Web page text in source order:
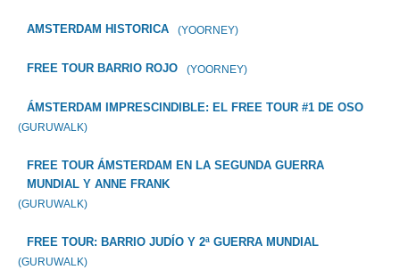
AMSTERDAM HISTORICA (YOORNEY)
FREE TOUR BARRIO ROJO (YOORNEY)
ÁMSTERDAM IMPRESCINDIBLE: EL FREE TOUR #1 DE OSO
(GURUWALK)
FREE TOUR ÁMSTERDAM EN LA SEGUNDA GUERRA
MUNDIAL Y ANNE FRANK
(GURUWALK)
FREE TOUR: BARRIO JUDÍO Y 2ª GUERRA MUNDIAL
(GURUWALK)